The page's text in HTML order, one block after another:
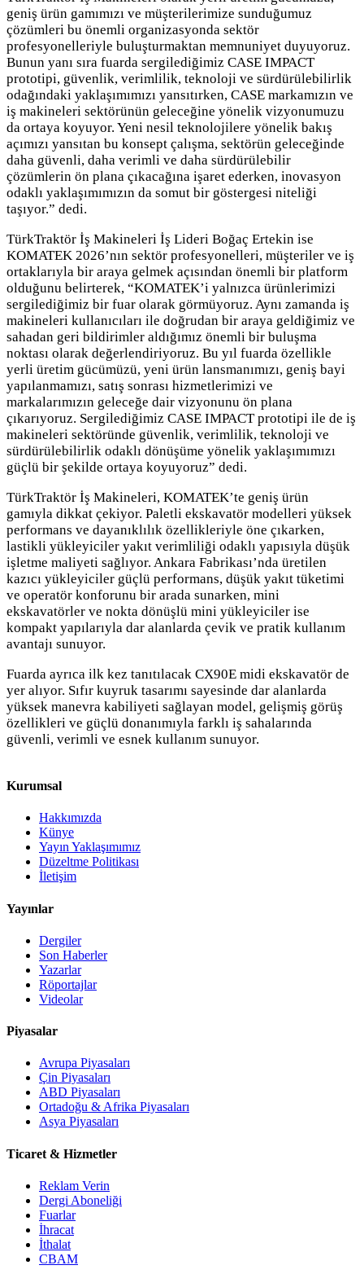
geniş ürün gamımızı ve müşterilerimize sunduğumuz
çözümleri bu önemli organizasyonda sektör
profesyonelleriyle buluşturmaktan memnuniyet duyuyoruz.
Bunun yanı sıra fuarda sergilediğimiz CASE IMPACT
prototipi, güvenlik, verimlilik, teknoloji ve sürdürülebilirlik
odağındaki yaklaşımımızı yansıtırken, CASE markamızın ve
iş makineleri sektörünün geleceğine yönelik vizyonumuzu
da ortaya koyuyor. Yeni nesil teknolojilere yönelik bakış
açımızı yansıtan bu konsept çalışma, sektörün geleceğinde
daha güvenli, daha verimli ve daha sürdürülebilir
çözümlerin ön plana çıkacağına işaret ederken, inovasyon
odaklı yaklaşımımızın da somut bir göstergesi niteliği
taşıyor.” dedi.
TürkTraktör İş Makineleri İş Lideri Boğaç Ertekin ise
KOMATEK 2026’nın sektör profesyonelleri, müşteriler ve iş
ortaklarıyla bir araya gelmek açısından önemli bir platform
olduğunu belirterek, “KOMATEK’i yalnızca ürünlerimizi
sergilediğimiz bir fuar olarak görmüyoruz. Aynı zamanda iş
makineleri kullanıcıları ile doğrudan bir araya geldiğimiz ve
sahadan geri bildirimler aldığımız önemli bir buluşma
noktası olarak değerlendiriyoruz. Bu yıl fuarda özellikle
yerli üretim gücümüzü, yeni ürün lansmanımızı, geniş bayi
yapılanmamızı, satış sonrası hizmetlerimizi ve
markalarımızın geleceğe dair vizyonunu ön plana
çıkarıyoruz. Sergilediğimiz CASE IMPACT prototipi ile de iş
makineleri sektöründe güvenlik, verimlilik, teknoloji ve
sürdürülebilirlik odaklı dönüşüme yönelik yaklaşımımızı
güçlü bir şekilde ortaya koyuyoruz” dedi.
TürkTraktör İş Makineleri, KOMATEK’te geniş ürün
gamıyla dikkat çekiyor. Paletli ekskavatör modelleri yüksek
performans ve dayanıklılık özellikleriyle öne çıkarken,
lastikli yükleyiciler yakıt verimliliği odaklı yapısıyla düşük
işletme maliyeti sağlıyor. Ankara Fabrikası’nda üretilen
kazıcı yükleyiciler güçlü performans, düşük yakıt tüketimi
ve operatör konforunu bir arada sunarken, mini
ekskavatörler ve nokta dönüşlü mini yükleyiciler ise
kompakt yapılarıyla dar alanlarda çevik ve pratik kullanım
avantajı sunuyor.
Fuarda ayrıca ilk kez tanıtılacak CX90E midi ekskavatör de
yer alıyor. Sıfır kuyruk tasarımı sayesinde dar alanlarda
yüksek manevra kabiliyeti sağlayan model, gelişmiş görüş
özellikleri ve güçlü donanımıyla farklı iş sahalarında
güvenli, verimli ve esnek kullanım sunuyor.
Kurumsal
Hakkımızda
Künye
Yayın Yaklaşımımız
Düzeltme Politikası
İletişim
Yayınlar
Dergiler
Son Haberler
Yazarlar
Röportajlar
Videolar
Piyasalar
Avrupa Piyasaları
Çin Piyasaları
ABD Piyasaları
Ortadoğu & Afrika Piyasaları
Asya Piyasaları
Ticaret & Hizmetler
Reklam Verin
Dergi Aboneliği
Fuarlar
İhracat
İthalat
CBAM